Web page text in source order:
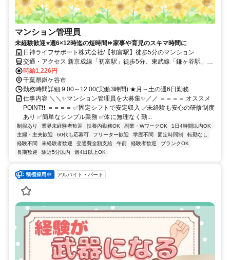
マンション管理員
未経験歓迎⭐週6×12時迄の短時間⏩家事や育児のスキマ時間に
日神ライフサポート株式会社/【初富駅】徒歩5分のマンション
交通・アクセス 新京成線「初富駅」徒歩5分、東武線「鎌ヶ谷駅」徒
歩12分
時給1,226円
千葉県鎌ケ谷市
勤務時間詳細 9:00～12:00(実働3時間) ★月～土の週6日勤務
仕事内容 ＼＼✨マンション管理員を大募集✨／／ ＝＝＝＝ オススメ
POINT❗❗ ＝＝＝＝ ✅固定シフトで安定収入 ✅未経験も安心の研修制度
あり ✅簡単なシンプル業務 ✅体に無理なく勤...
制服あり 業界未経験者歓迎 扶養内勤務OK 副業・WワークOK
1日4時間以内OK
主婦・主夫歓迎
60代も応募可 フリーター歓迎 学歴不問 固定時間制
転勤なし
経験不問
未経験者歓迎 交通費全額支給 午前 経験者歓迎
ブランクOK
長期歓迎
駅近5分以内 週4日以上OK
アルバイト・パート